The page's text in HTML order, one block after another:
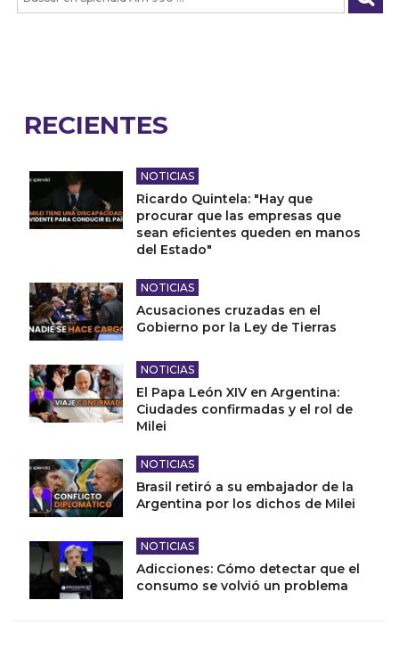
RECIENTES
NOTICIAS
Ricardo Quintela: "Hay que
procurar que las empresas que
sean eficientes queden en manos
del Estado"
NOTICIAS
Acusaciones cruzadas en el
Gobierno por la Ley de Tierras
NOTICIAS
El Papa León XIV en Argentina:
Ciudades confirmadas y el rol de
Milei
NOTICIAS
Brasil retiró a su embajador de la
Argentina por los dichos de Milei
NOTICIAS
Adicciones: Cómo detectar que el
consumo se volvió un problema